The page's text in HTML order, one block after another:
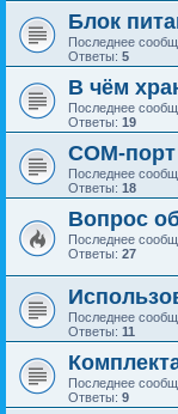
Блок
Последнее
Ответы: 5
В чём
Последнее
Ответы: 19
COM-порт
Последнее
Ответы: 18
Вопрос
Последнее
Ответы: 27
Последнее
Ответы: 11
Последнее
Ответы: 9